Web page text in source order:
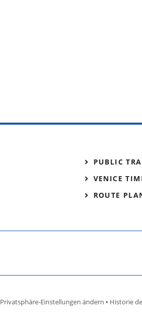
PUBLIC
VENICE
ROUTE
Privatsphäre-Einstellungen ändern • Historie